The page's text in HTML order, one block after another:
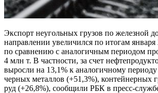
Экспорт неугольных грузов по железной
направлении увеличился по итогам января
по сравнению с аналогичным периодом
4 млн т. В частности, за счет
выросли на 13,1% к аналогичному
черных металлов (+51,3%), контейнерных
руд (+26,8%), сообщили РБК в пресс-